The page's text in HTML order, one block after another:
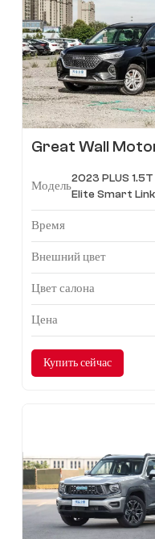
Great Wall
инструкция Elite
Модель
2023 PLUS
Elite Smart Link
Время
Внешний цвет
Цвет салона
Цена
Купить сейчас